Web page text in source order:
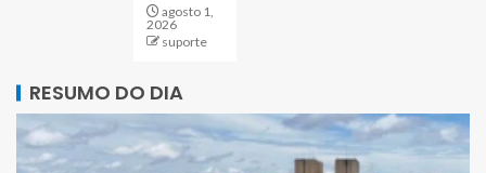
agosto 1,
2026
suporte
RESUMO DO DIA